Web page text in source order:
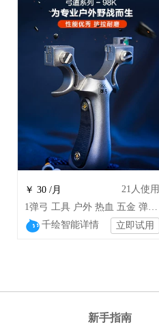
￥ 30 /月 21 人使用
1弹弓 工具 户外 热血 五金 弹珠 珠子 绳子
千绘智能详情
立即试用
新手指南